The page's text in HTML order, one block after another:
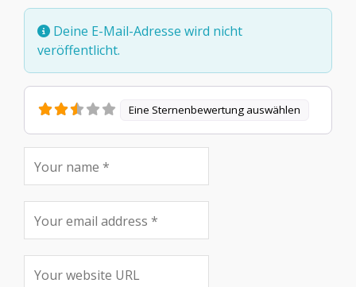
Deine E-Mail-Adresse wird nicht
veröffentlicht.
Eine Sternenbewertung auswählen